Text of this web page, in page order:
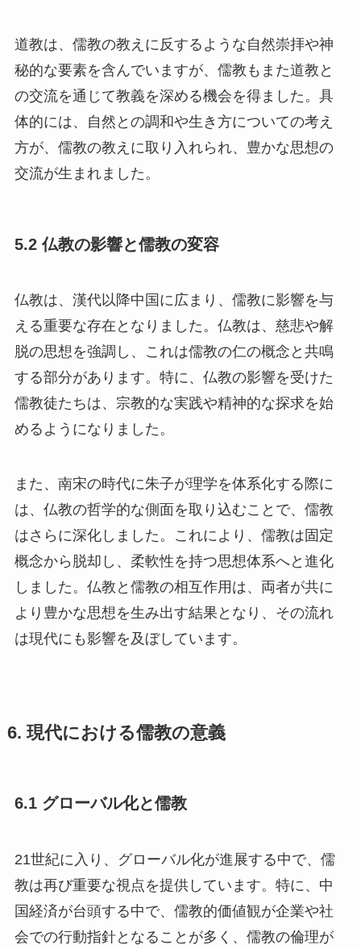
道教は、儒教の教えに反するような自然崇拝や神
秘的な要素を含んでいますが、儒教もまた道教と
の交流を通じて教義を深める機会を得ました。具
体的には、自然との調和や生き方についての考え
方が、儒教の教えに取り入れられ、豊かな思想の
交流が生まれました。
5.2 仏教の影響と儒教の変容
仏教は、漢代以降中国に広まり、儒教に影響を与
える重要な存在となりました。仏教は、慈悲や解
脱の思想を強調し、これは儒教の仁の概念と共鳴
する部分があります。特に、仏教の影響を受けた
儒教徒たちは、宗教的な実践や精神的な探求を始
めるようになりました。
また、南宋の時代に朱子が理学を体系化する際に
は、仏教の哲学的な側面を取り込むことで、儒教
はさらに深化しました。これにより、儒教は固定
概念から脱却し、柔軟性を持つ思想体系へと進化
しました。仏教と儒教の相互作用は、両者が共に
より豊かな思想を生み出す結果となり、その流れ
は現代にも影響を及ぼしています。
6. 現代における儒教の意義
6.1 グローバル化と儒教
21世紀に入り、グローバル化が進展する中で、儒
教は再び重要な視点を提供しています。特に、中
国経済が台頭する中で、儒教的価値観が企業や社
会での行動指針となることが多く、儒教の倫理が